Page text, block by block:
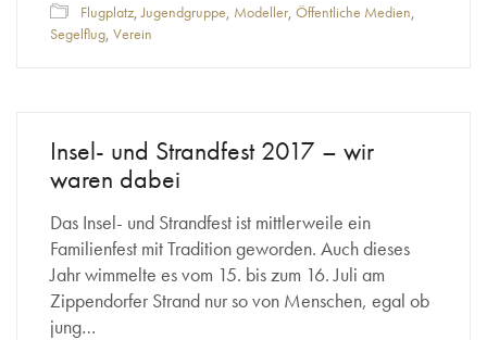
Flugplatz,Jugendgruppe, Modeller, Öffentliche Medien,
Segelflug, Verein
Insel- und Strandfest 2017 – wir
waren dabei
Das Insel- und Strandfest ist mittlerweile ein
Familienfest mit Tradition geworden. Auch dieses
Jahr wimmelte es vom 15. bis zum 16. Juli am
Zippendorfer Strand nur so von Menschen, egal ob
jung…